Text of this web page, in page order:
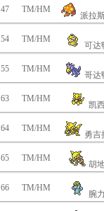
47 TM/HM
派拉
54 TM/HM
可达
55 TM/HM
哥达
63 TM/HM
凯
64 TM/HM
勇吉
65 TM/HM
胡
66 TM/HM
腕